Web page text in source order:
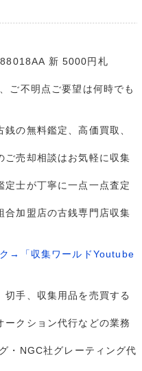
新 5000円札
ご不明点ご要望は何時でも
の無料鑑定、高価買取、
ご売却相談はお気軽に収集
定士が丁寧に一点一点査定
合加盟店の古銭専門店収集
→「収集ワールドYoutube
切手、収集用品を売買する
ークション代行などの業務
・NGC社グレーティング代